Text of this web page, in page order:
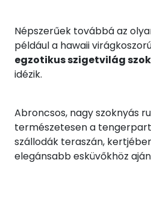
Népszerűek továbbá az
például a hawaii
egzotikus szigetvilág
idézik.
Abroncsos, nagy szoknyás
természetesen a
szállodák teraszán,
elegánsabb esküvőkhöz